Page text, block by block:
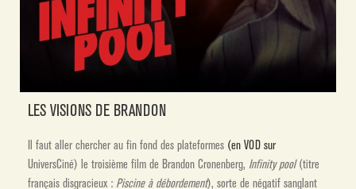
LES VISIONS DE BRANDON
Il faut aller chercher au fin fond des plateformes (en VOD sur
UniversCiné) le troisième film de Brandon Cronenberg, Infinity pool(titre
français disgracieux : Piscine à débordement), sorte de négatif sanglant